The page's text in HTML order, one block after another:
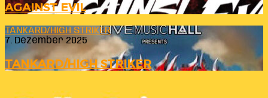
AGAINST EVIL
TANKARD/HIGH STRIKER
7. Dezember 2025
TANKARD/HIGH STRIKER